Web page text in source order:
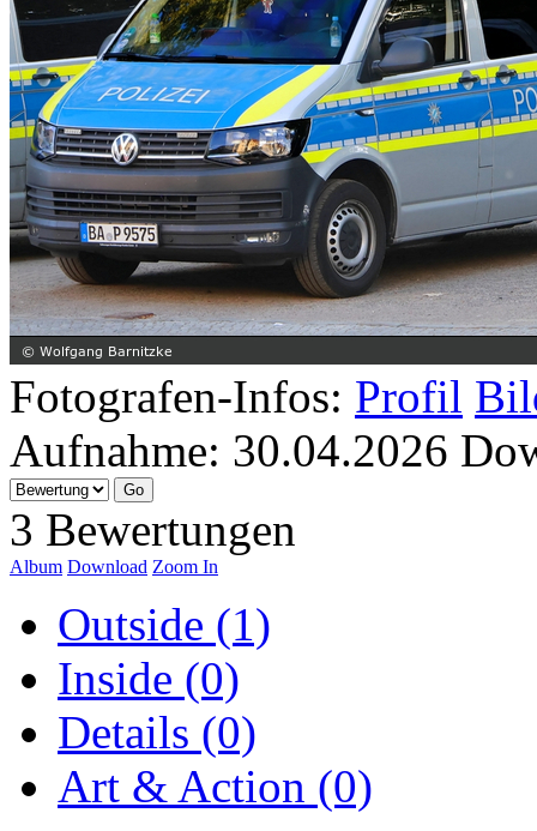
Fotografen-Infos: Profil
Aufnahme: 30.04.2026
3 Bewertungen
Album Download Zoom In
Outside (1)
Inside (0)
Details (0)
Art & Action (0)